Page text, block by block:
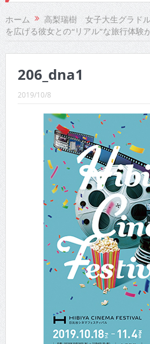
CINEMA×STYLE 292号
CINEMA×STYLE 291号
CINEMA×STYLE 289号
CINEMA×STYLE 287号
CINEMA×STYLE 286号
CINEMA×STYLE 285号
CINEMA×STYLE 294号
ホーム
高梨瑞樹 女子大生グラド
を広げる彼女との“リアル”な旅行体験
206_dna1
2019/10/8